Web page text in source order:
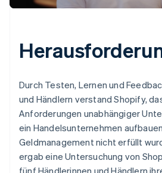
Durch Testen, Lernen und
und Händlern verstand Shopify,
Anforderungen unabhängiger
ein Handelsunternehmen
Geldmanagement nicht erfüllt
ergab eine Untersuchung von
fünf Händlerinnen und Händlern